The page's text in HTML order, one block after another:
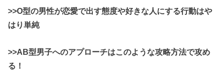
>>O型の男性が恋愛で出す態度や好きな人にする行動はや
はり単純
>>AB型男子へのアプローチはこのような攻略方法で攻め
る！